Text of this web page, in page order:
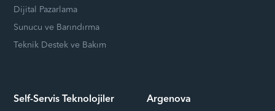
Dijital Pazarlama
Sunucu ve Barındırma
Teknik Destek ve Bakım
Self-Servis Teknolojiler Argenova